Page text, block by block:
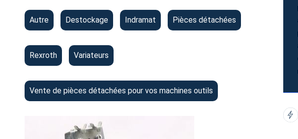
Autre Destockage Indramat Pièces détachées
Rexroth Variateurs
Vente de pièces détachées pour vos machines outils